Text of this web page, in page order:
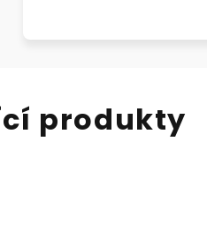
produkty